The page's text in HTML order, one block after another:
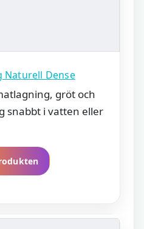
Naturell Dense
gröt och
snabbt i vatten eller